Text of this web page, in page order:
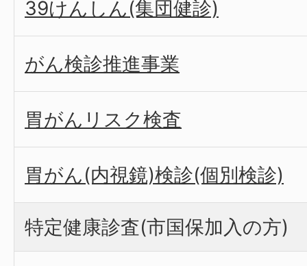
39けんしん(集団健診)
がん検診推進事業
胃がんリスク検査
胃がん(内視鏡)検診(個別検診)
特定健康診査(市国保加入の方)